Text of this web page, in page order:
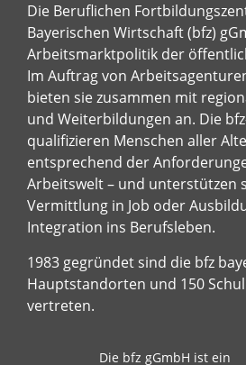
Die Beruflichen
Bayerischen Wirtschaft (bfz)
Arbeitsmarktpolitik der
Im Auftrag von
bieten sie zusammen mit
und Weiterbildungen an. Die
qualifizieren Menschen aller
entsprechend der
Arbeitswelt – und unterstützen
Vermittlung in Job oder
Integration ins Berufsleben.
1983 gegründet sind die bfz
Hauptstandorten und 150
vertreten.
Die bfz gGmbH ist ein